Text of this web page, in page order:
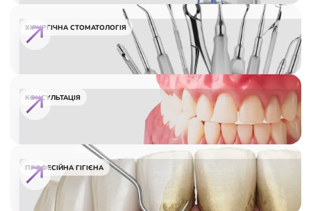
ХІРУРГІЧНА СТОМАТОЛОГІЯ
КОНСУЛЬТАЦІЯ
ПРОФЕСІЙНА ГІГІЄНА